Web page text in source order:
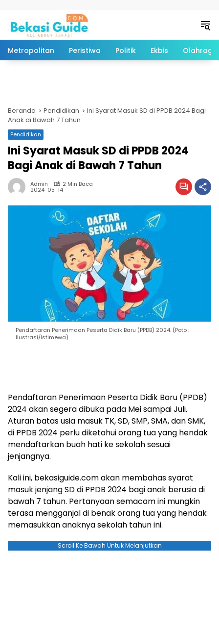
Metropolitan Peristiwa Politik Ekbis Olahraga
Beranda Pendidikan
Ini Syarat Masuk SD di PPDB 2024 Bagi
Anak di Bawah 7 Tahun
Pendidikan
Ini Syarat Masuk SD di PPDB 2024
Bagi Anak di Bawah 7 Tahun
Admin 2 Min Baca
2024-05-14
Pendaftaran Penerimaan Peserta Didik Baru (PPDB) 2024. (Poto :
Ilustrasi/Istimewa)
Pendaftaran Penerimaan Peserta Didik Baru (PPDB)
2024 akan segera dibuka pada Mei sampai Juli.
Aturan batas usia masuk TK, SD, SMP, SMA, dan SMK,
di PPDB 2024 perlu diketahui orang tua yang hendak
mendaftarkan buah hati ke sekolah sesuai
jenjangnya.
Kali ini, bekasiguide.com akan membahas syarat
masuk jenjang SD di PPDB 2024 bagi anak berusia di
bawah 7 tahun. Pertanyaan semacam ini mungkin
terasa mengganjal di benak orang tua yang hendak
memasukkan anaknya sekolah tahun ini.
Scroll Ke Bawah Untuk Melanjutkan